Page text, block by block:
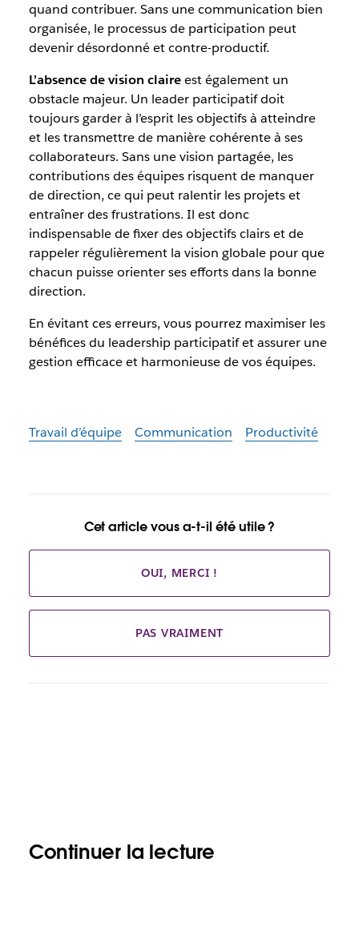
quand contribuer. Sans une communication bien
organisée, le processus de participation peut
devenir désordonné et contre-productif.
L’absence de vision claireest également un
obstacle majeur. Un leader participatif doit
toujours garder à l’esprit les objectifs à atteindre
et les transmettre de manière cohérente à ses
collaborateurs. Sans une vision partagée, les
contributions des équipes risquent de manquer
de direction, ce qui peut ralentir les projets et
entraîner des frustrations. Il est donc
indispensable de fixer des objectifs clairs et de
rappeler régulièrement la vision globale pour que
chacun puisse orienter ses efforts dans la bonne
direction.
En évitant ces erreurs, vous pourrez maximiser les
bénéfices du leadership participatif et assurer une
gestion efficace et harmonieuse de vos équipes.
Travail d’équipe Communication Productivité
Cet article vous a-t-il été utile ?
OUI, MERCI !
PAS VRAIMENT
Continuer la lecture